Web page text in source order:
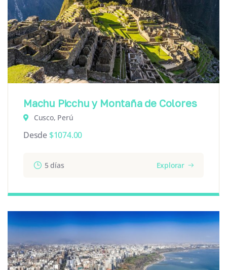
Machu Picchu y Montaña de Colores
Cusco, Perú
Desde $1074.00
5 días Explorar